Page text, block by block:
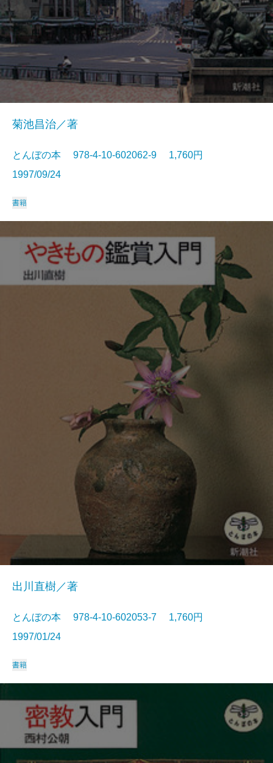
菊池昌治／著
とんぼの本 978-4-10-602062-9 1,760円
1997/09/24
書籍
出川直樹／著
とんぼの本 978-4-10-602053-7 1,760円
1997/01/24
書籍